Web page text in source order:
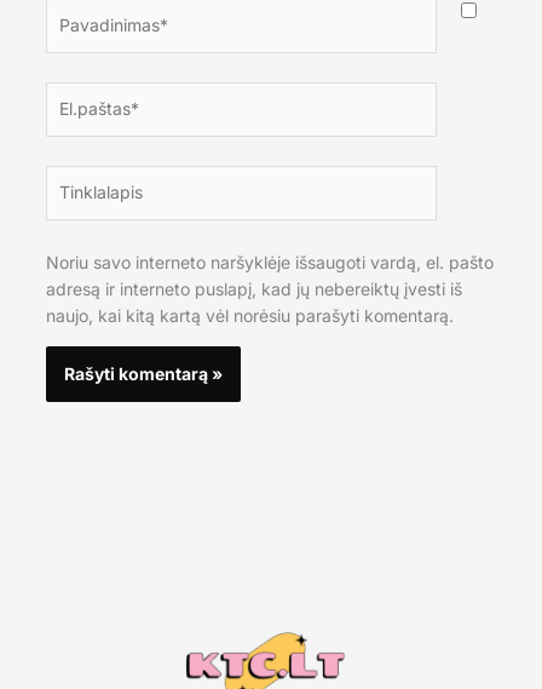
Noriu savo interneto naršyklėje išsaugoti vardą, el. pašto
adresą ir interneto puslapį, kad jų nebereiktų įvesti iš
naujo, kai kitą kartą vėl norėsiu parašyti komentarą.